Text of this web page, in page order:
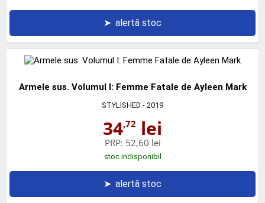
➤ alertă stoc
Armele sus. Volumul I: Femme Fatale de Ayleen Mark
STYLISHED - 2019
34,72 lei
PRP: 52,60 lei
stoc indisponibil
➤ alertă stoc